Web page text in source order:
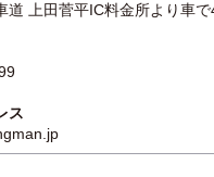
道 上田菅平IC料金所より車
ス